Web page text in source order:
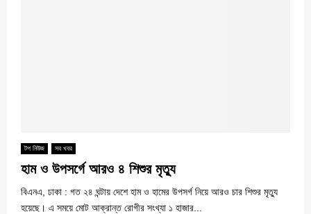
টপ নিউজ সব খবর
হাম ও উপসর্গে আরও ৪ শিশুর মৃত্যু
বিএনএ, ঢাকা : গত ২৪ ঘন্টায় দেশে হাম ও হামের উপসর্গ নিয়ে আরও চার শিশুর মৃত্যু
হয়েছে। এ সময়ে মোট আক্রান্ত রোগীর সংখ্যা ১ হাজার...